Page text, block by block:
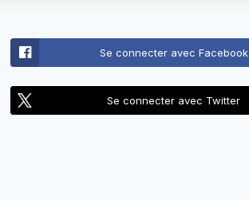
Se connecter avec Facebook
Se connecter avec Twitter